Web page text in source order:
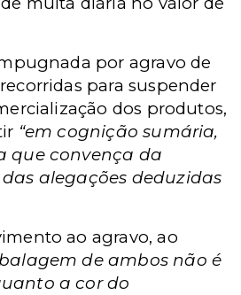
por agravo de
para suspender
dos produtos,
“em cognição sumária,
que convença da
alegações deduzidas
ao agravo, ao
de ambos não é
a cor do